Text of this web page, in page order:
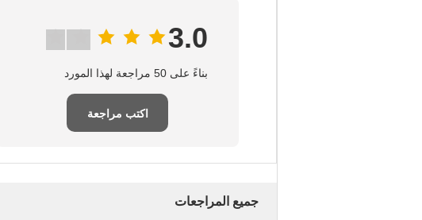
3.0
بناءً على 50 مراجعة لهذا المورد
اكتب مراجعة
جميع المراجعات